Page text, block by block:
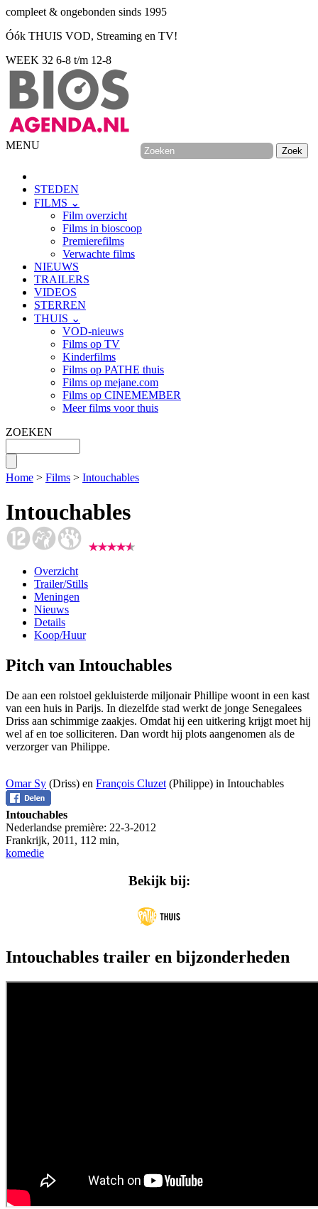
compleet & ongebonden sinds 1995
Óók THUIS VOD, Streaming en TV!
WEEK 32 6-8 t/m 12-8
MENU
STEDEN
FILMS ⌄
Film overzicht
Films in bioscoop
Premierefilms
Verwachte films
NIEUWS
TRAILERS
VIDEOS
STERREN
THUIS ⌄
VOD-nieuws
Films op TV
Kinderfilms
Films op PATHE thuis
Films op mejane.com
Films op CINEMEMBER
Meer films voor thuis
ZOEKEN
Home > Films > Intouchables
Intouchables
Overzicht
Trailer/Stills
Meningen
Nieuws
Details
Koop/Huur
Pitch van Intouchables
De aan een rolstoel gekluisterde miljonair Phillipe woont in een kast
van een huis in Parijs. In diezelfde stad werkt de jonge Senegalees
Driss aan schimmige zaakjes. Omdat hij een uitkering krijgt moet hij
wel af en toe solliciteren. Dan wordt hij plots aangenomen als de
verzorger van Philippe.
Omar Sy (Driss) en François Cluzet (Philippe) in Intouchables
Intouchables
Nederlandse première: 22-3-2012
Frankrijk, 2011 , 112 min,
komedie
Bekijk bij:
Intouchables trailer en bijzonderheden